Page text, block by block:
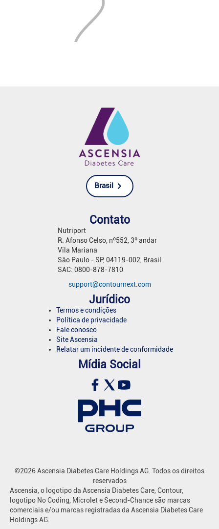
Brasil
Contato
Nutriport
R. Afonso Celso, nº552, 3º andar
Vila Mariana
São Paulo - SP, 04119-002, Brasil
SAC: 0800-878-7810
support@contournext.com
Jurídico
Termos e condições
Política de privacidade
Fale conosco
Site Ascensia
Relatar um incidente de conformidade
Mídia Social
©2026 Ascensia Diabetes Care Holdings AG. Todos os direitos
reservados
Ascensia, o logotipo da Ascensia Diabetes Care, Contour,
logotipo No Coding, Microlet e Second-Chance são marcas
comerciais e/ou marcas registradas da Ascensia Diabetes Care
Holdings AG.